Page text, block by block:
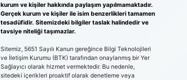
kurum ve kişiler hakkında paylaşım yapılmamaktadır.
Gerçek kurum ve kişiler ile isim benzerlikleri tamamen
tesadüfidir. Sitemizdeki bilgiler taslak halindedir ve
tavsiye niteliği taşımazlar.
Sitemiz, 5651 Sayılı Kanun gereğince Bilgi Teknolojileri
ve İletişim Kurumu (BTK) tarafından onaylanmış bir Yer
Sağlayıcı olarak hizmet vermektedir. Bu nedenle,
sitedeki içerikleri proaktif olarak denetleme veya